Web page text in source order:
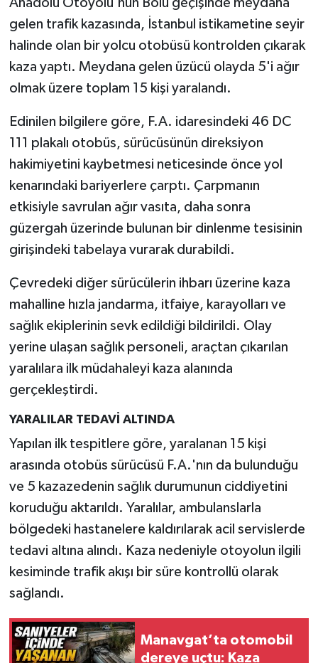
gelen trafik kazasında, İstanbul istikametine seyir
halinde olan bir yolcu otobüsü kontrolden çıkarak
kaza yaptı. Meydana gelen üzücü olayda 5'i ağır
olmak üzere toplam 15 kişi yaralandı.
Edinilen bilgilere göre, F.A. idaresindeki 46 DC
111 plakalı otobüs, sürücüsünün direksiyon
hakimiyetini kaybetmesi neticesinde önce yol
kenarındaki bariyerlere çarptı. Çarpmanın
etkisiyle savrulan ağır vasıta, daha sonra
güzergah üzerinde bulunan bir dinlenme tesisinin
girişindeki tabelaya vurarak durabildi.
Çevredeki diğer sürücülerin ihbarı üzerine kaza
mahalline hızla jandarma, itfaiye, karayolları ve
sağlık ekiplerinin sevk edildiği bildirildi. Olay
yerine ulaşan sağlık personeli, araçtan çıkarılan
yaralılara ilk müdahaleyi kaza alanında
gerçekleştirdi.
YARALILAR TEDAVİ ALTINDA
Yapılan ilk tespitlere göre, yaralanan 15 kişi
arasında otobüs sürücüsü F.A.'nın da bulunduğu
ve 5 kazazedenin sağlık durumunun ciddiyetini
koruduğu aktarıldı. Yaralılar, ambulanslarla
bölgedeki hastanelere kaldırılarak acil servislerde
tedavi altına alındı. Kaza nedeniyle otoyolun ilgili
kesiminde trafik akışı bir süre kontrollü olarak
sağlandı.
Manavgat’ta otomobil
dereye uçtu: Kaza